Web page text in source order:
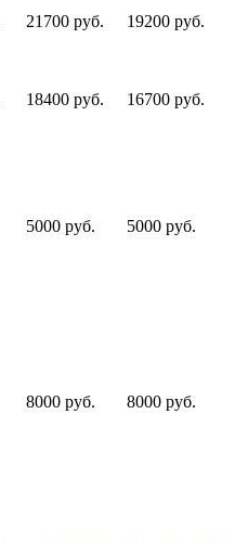
21700 руб. 19200 руб.
18400 руб. 16700 руб.
5000 руб. 5000 руб.
8000 руб. 8000 руб.